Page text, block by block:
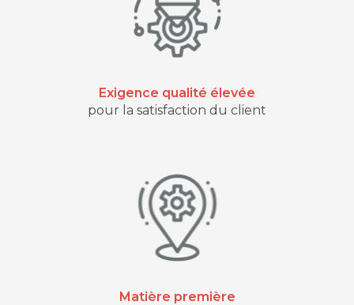
Exigence qualité élevée
pour la satisfaction du client
Matière première